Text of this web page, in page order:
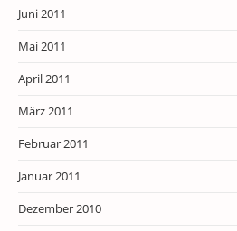
Juni 2011
Mai 2011
April 2011
März 2011
Februar 2011
Januar 2011
Dezember 2010